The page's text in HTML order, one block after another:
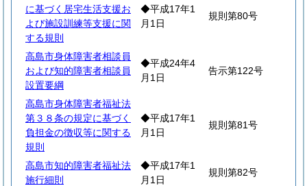
に基づく居宅生活支援お
よび施設訓練等支援に関
する規則
◆平成17年1
月1日
規則第80号
高島市身体障害者相談員
および知的障害者相談員
設置要綱
◆平成24年4
月1日
告示第122号
高島市身体障害者福祉法
第３８条の規定に基づく
負担金の徴収等に関する
規則
◆平成17年1
月1日
規則第81号
高島市知的障害者福祉法
施行細則
◆平成17年1
月1日
規則第82号